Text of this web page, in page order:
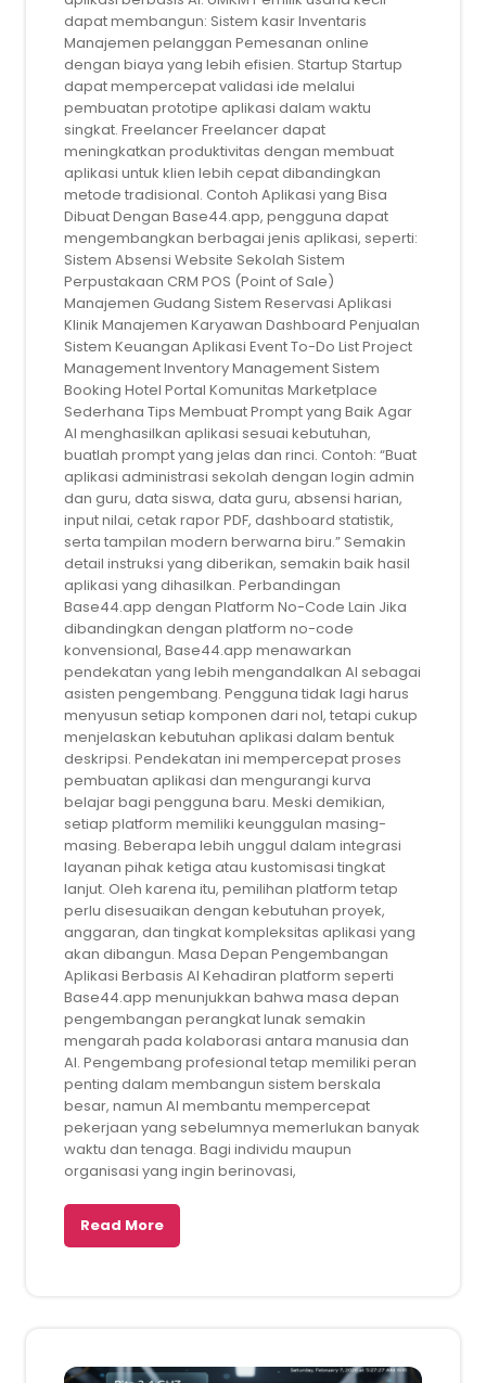
dapat membangun: Sistem kasir Inventaris
Manajemen pelanggan Pemesanan online
dengan biaya yang lebih efisien. Startup Startup
dapat mempercepat validasi ide melalui
pembuatan prototipe aplikasi dalam waktu
singkat. Freelancer Freelancer dapat
meningkatkan produktivitas dengan membuat
aplikasi untuk klien lebih cepat dibandingkan
metode tradisional. Contoh Aplikasi yang Bisa
Dibuat Dengan Base44.app, pengguna dapat
mengembangkan berbagai jenis aplikasi, seperti:
Sistem Absensi Website Sekolah Sistem
Perpustakaan CRM POS (Point of Sale)
Manajemen Gudang Sistem Reservasi Aplikasi
Klinik Manajemen Karyawan Dashboard Penjualan
Sistem Keuangan Aplikasi Event To-Do List Project
Management Inventory Management Sistem
Booking Hotel Portal Komunitas Marketplace
Sederhana Tips Membuat Prompt yang Baik Agar
AI menghasilkan aplikasi sesuai kebutuhan,
buatlah prompt yang jelas dan rinci. Contoh: “Buat
aplikasi administrasi sekolah dengan login admin
dan guru, data siswa, data guru, absensi harian,
input nilai, cetak rapor PDF, dashboard statistik,
serta tampilan modern berwarna biru.” Semakin
detail instruksi yang diberikan, semakin baik hasil
aplikasi yang dihasilkan. Perbandingan
Base44.app dengan Platform No-Code Lain Jika
dibandingkan dengan platform no-code
konvensional, Base44.app menawarkan
pendekatan yang lebih mengandalkan AI sebagai
asisten pengembang. Pengguna tidak lagi harus
menyusun setiap komponen dari nol, tetapi cukup
menjelaskan kebutuhan aplikasi dalam bentuk
deskripsi. Pendekatan ini mempercepat proses
pembuatan aplikasi dan mengurangi kurva
belajar bagi pengguna baru. Meski demikian,
setiap platform memiliki keunggulan masing-
masing. Beberapa lebih unggul dalam integrasi
layanan pihak ketiga atau kustomisasi tingkat
lanjut. Oleh karena itu, pemilihan platform tetap
perlu disesuaikan dengan kebutuhan proyek,
anggaran, dan tingkat kompleksitas aplikasi yang
akan dibangun. Masa Depan Pengembangan
Aplikasi Berbasis AI Kehadiran platform seperti
Base44.app menunjukkan bahwa masa depan
pengembangan perangkat lunak semakin
mengarah pada kolaborasi antara manusia dan
AI. Pengembang profesional tetap memiliki peran
penting dalam membangun sistem berskala
besar, namun AI membantu mempercepat
pekerjaan yang sebelumnya memerlukan banyak
waktu dan tenaga. Bagi individu maupun
organisasi yang ingin berinovasi,
Read More